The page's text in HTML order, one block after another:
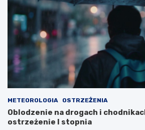
METEOROLOGIA OSTRZEŻENIA
Oblodzenie na drogach i
ostrzeżenie I stopnia